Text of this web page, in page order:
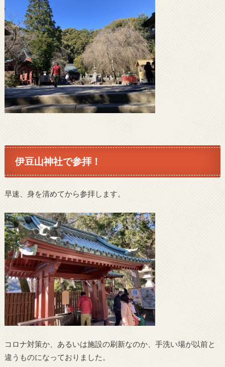
伊豆山神社で参拝！
早速、身を清めてから参拝します。
コロナ対策か、あるいは施設の刷新なのか、手洗い場が以前と
違うものになっておりました。